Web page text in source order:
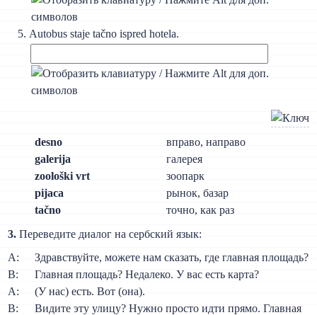
Autobus staje tačno ispred hotela.
desno
вправо, направо
galerija
галерея
zoološki vrt
зоопарк
pijaca
рынок, базар
tačno
точно, как раз
3. Переведите диалог на сербский язык:
A:
Здравствуйте, можете нам сказать, где главная площадь?
B:
Главная площадь? Недалеко. У вас есть карта?
A:
(У нас) есть. Вот (она).
B:
Видите эту улицу? Нужно просто идти прямо. Главная